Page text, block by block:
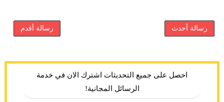
رسالة أحدث رسالة أقدم
احصل على جميع التحديثات اشترك الان في خدمة
الرسائل المجانية!